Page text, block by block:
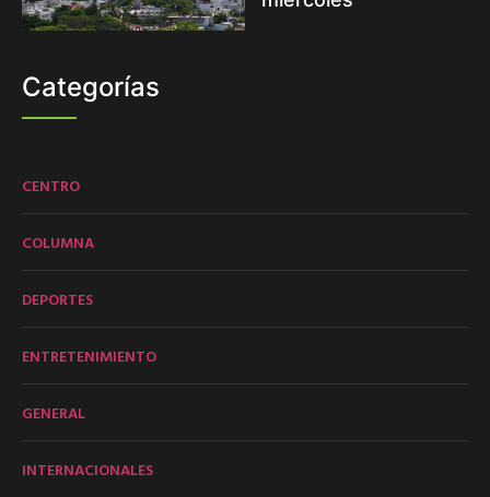
Categorías
CENTRO
COLUMNA
DEPORTES
ENTRETENIMIENTO
GENERAL
INTERNACIONALES